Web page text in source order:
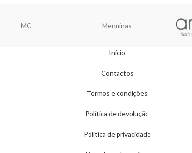
MC Menninas
Início
Contactos
Termos e condições
Política de devolução
Política de privacidade